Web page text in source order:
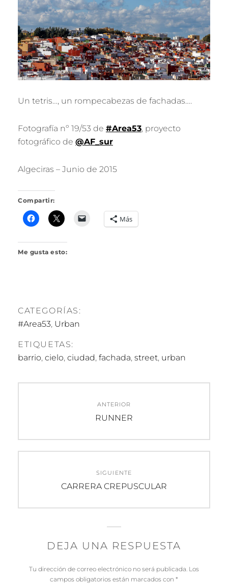
R
L
L
O
Un tetris…, un rompecabezas de fachadas….
Fotografía nº 19/53 de #Area53, proyecto
fotográfico de @AF_sur
Algeciras – Junio de 2015
Compartir:
Más
Me gusta esto:
CATEGORÍAS:
#Area53, Urban
ETIQUETAS:
barrio, cielo, ciudad, fachada, street, urban
entradas
ANTERIOR
Entrada
RUNNER
SIGUIENTE
Entrada
CARRERA CREPUSCULAR
DEJA UNA RESPUESTA
Tu dirección de correo electrónico no será publicada. Los
campos obligatorios están marcados con *